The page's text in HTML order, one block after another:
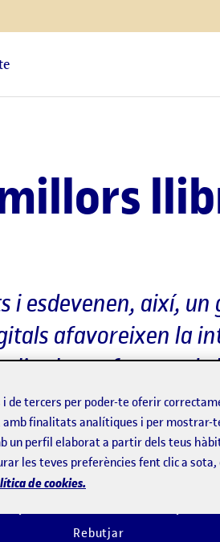
esdevenen, així,
afavoreixen la
la professora de
dels textos
s’està aplicant
infantil.
i de tercers per poder-te oferir
amb finalitats analítiques i per mostrar-
un perfil elaborat a partir dels teus
les teves preferències fent clic a
de cookies.
Rebutjar